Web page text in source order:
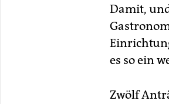
Damit,
es so ein
Zwölf